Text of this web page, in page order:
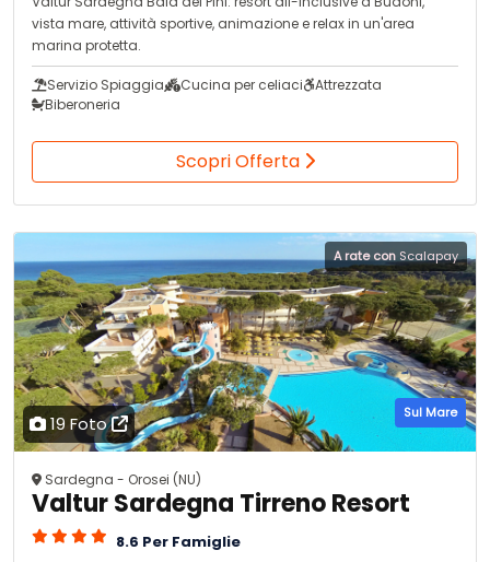
vista mare, attività sportive, animazione e relax in un'area
marina protetta.
Servizio Spiaggia Cucina per celiaci
Attrezzata
Biberoneria
Scopri Offerta
19 Foto
A rate con Scalapay
Sul Mare
Sardegna - Orosei (NU)
Valtur Sardegna Tirreno Resort
8.6 Per Famiglie